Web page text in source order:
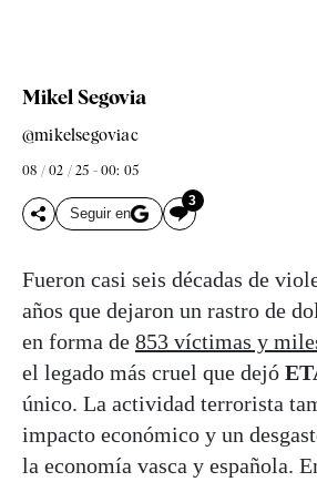
Mikel Segovia
@mikelsegoviac
08 / 02 / 25 - 00: 05
Seguir en
3
Fueron casi seis décadas de
años que dejaron un rastro de
en forma de 853 víctimas y
el legado más cruel que dejó
único. La actividad terrorista
impacto económico y un
la economía vasca y española.